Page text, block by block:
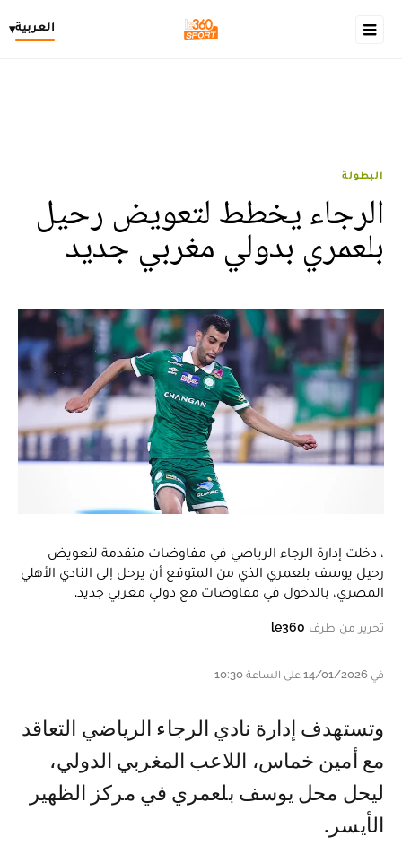
العربية▾
البطولة
الرجاء يخطط لتعويض رحيل
بلعمري بدولي مغربي جديد
، دخلت إدارة الرجاء الرياضي في مفاوضات متقدمة لتعويض
رحيل يوسف بلعمري الذي من المتوقع أن يرحل إلى النادي الأهلي
المصري، بالدخول في مفاوضات مع دولي مغربي جديد.
تحرير من طرف le360
في 14/01/2026 على الساعة 10:30
وتستهدف إدارة نادي الرجاء الرياضي التعاقد
مع أمين خماس، اللاعب المغربي الدولي،
ليحل محل يوسف بلعمري في مركز الظهير
الأيسر.